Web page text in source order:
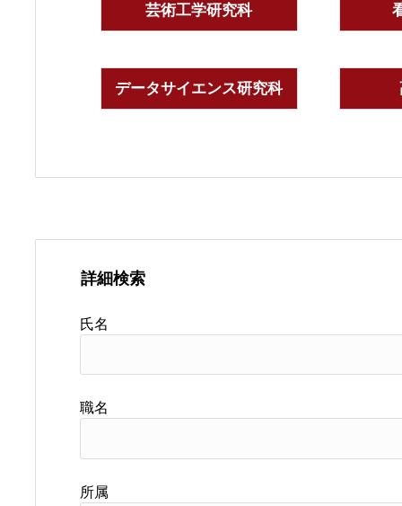
芸術工学研究科
データサイエンス研究科
詳細検索
氏名
職名
所属